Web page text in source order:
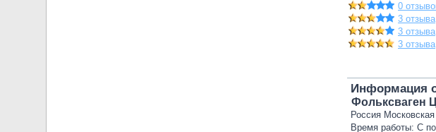
0
3 отзыва
3 отзыва
3 отзыва
Информация
Фольксваген
Россия
Время работы: С